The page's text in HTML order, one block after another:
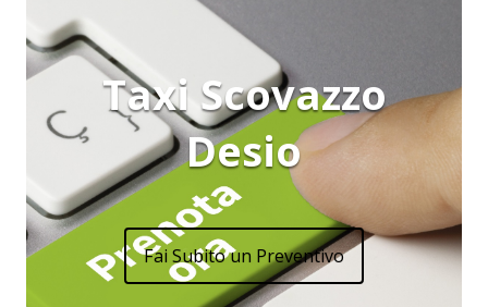
Taxi Scovazzo
Desio
Fai Subito un Preventivo